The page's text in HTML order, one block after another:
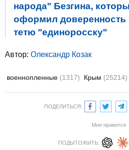
народа" Безгина,
оформил
тетю "единоросску"
Автор: Олександр Козак
военнопленные (1317) Крым (25214)
ПОДЕЛИТЬСЯ:
Мне нравится
ПОДЫТОЖИТЬ: